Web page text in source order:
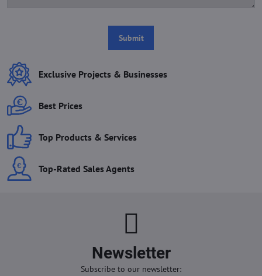
Submit
Exclusive Projects & Businesses
Best Prices
Top Products & Services
Top-Rated Sales Agents
Newsletter
Subscribe to our newsletter: